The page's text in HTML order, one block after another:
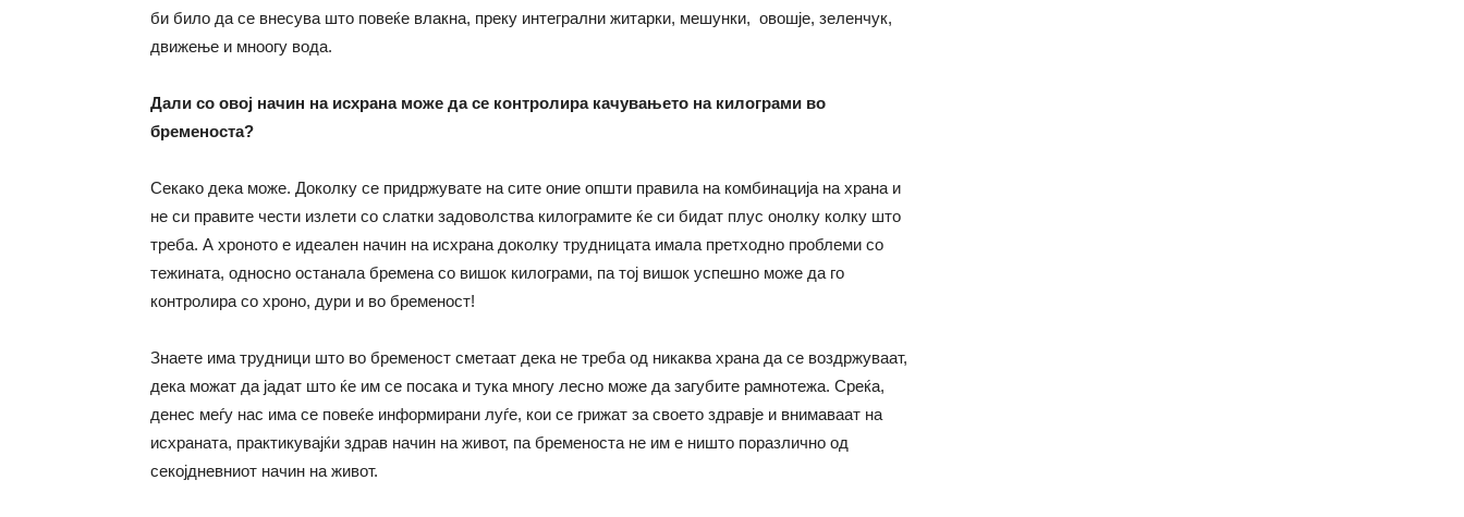
би било да се внесува што повеќе влакна, преку интегрални житарки, мешунки, овошје, зеленчук,
движење и мноогу вода.
Дали со овој начин на исхрана може да се контролира качувањето на килограми во
бременоста?
Секако дека може. Доколку се придржувате на сите оние општи правила на комбинација на храна и
не си правите чести излети со слатки задоволства килограмите ќе си бидат плус онолку колку што
треба. А хроното е идеален начин на исхрана доколку трудницата имала претходно проблеми со
тежината, односно останала бремена со вишок килограми, па тој вишок успешно може да го
контролира со хроно, дури и во бременост!
Знаете има трудници што во бременост сметаат дека не треба од никаква храна да се воздржуваат,
дека можат да јадат што ќе им се посака и тука многу лесно може да загубите рамнотежа. Среќа,
денес меѓу нас има се повеќе информирани луѓе, кои се грижат за своето здравје и внимаваат на
исхраната, практикувајќи здрав начин на живот, па бременоста не им е ништо поразлично од
секојдневниот начин на живот.